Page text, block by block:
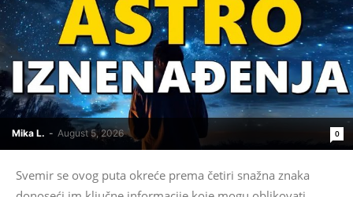
Mika L. - August 5, 2026 0
Svemir se ovog puta okreće prema četiri snažna znaka